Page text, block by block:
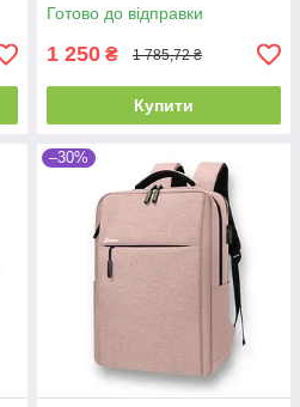
Готово до відправки
1 250 ₴ 1 785,72 ₴
Купити
–30%